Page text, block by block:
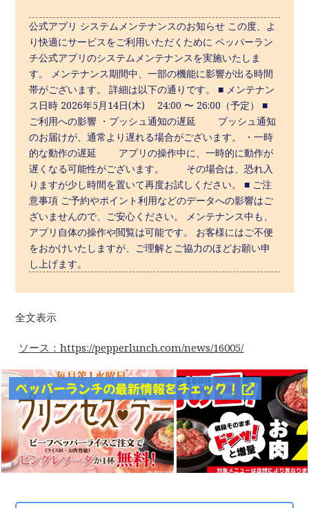
公式アプリ システムメンテナンスのお知らせ この度、よ
り快適にサービスをご利用いただくために ペッパーラン
チ公式アプリのシステムメンテナンスを実施いたしま
す。 メンテナンス期間中、一部の機能に影響が出る時間
帯がございます。 詳細は以下の通りです。 ■ メンテナン
ス日時 2026年5月14日(木) 24:00 〜 26:00（予定） ■
ご利用への影響 ・プッシュ通知の遅延 プッシュ通知
のお届けが、通常より遅れる場合がございます。 ・一時
的な動作の遅延 アプリの操作中に、一時的に動作が
遅くなる可能性がございます。 その場合は、恐れ入
りますが少し時間を置いて再度お試しください。 ■ ご注
意事項 ご予約やポイント利用などのデータへの影響はご
ざいませんので、ご安心ください。 メンテナンス中も、
アプリ自体の操作や閲覧は可能です。 お客様にはご不便
をおかけいたしますが、ご理解とご協力のほどお願い申
し上げます。
全文表示
ソース：https://pepperlunch.com/news/16005/
ペッパーランチの最新情報をチェック！